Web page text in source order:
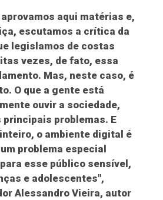
aqui matérias e,
escutamos a crítica da
legislamos de costas
vezes, de fato, essa
Mas, neste caso, é
O que a gente está
ouvir a sociedade,
problemas. E
o ambiente digital é
problema especial
esse público sensível,
e adolescentes",
Alessandro Vieira, autor